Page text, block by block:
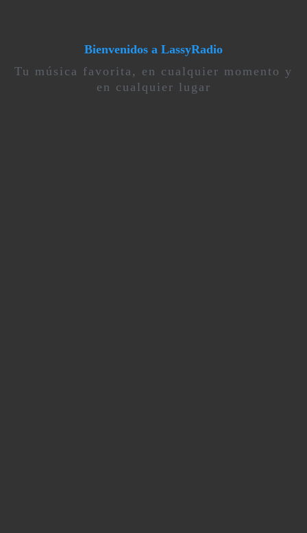
Bienvenidos a LassyRadio
Tu música favorita, en cualquier momento y
en cualquier lugar